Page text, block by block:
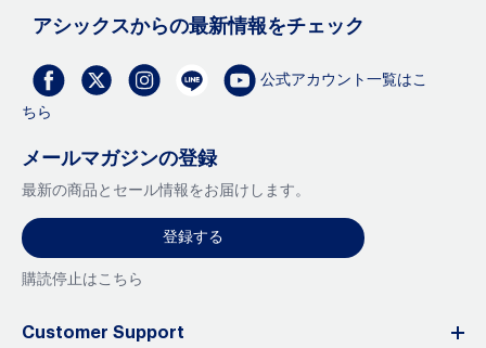
アシックスからの最新情報をチェック
公式アカウント一覧はこ
ちら
メールマガジンの登録
最新の商品とセール情報をお届けします。
登録する
購読停止はこちら
Customer Support